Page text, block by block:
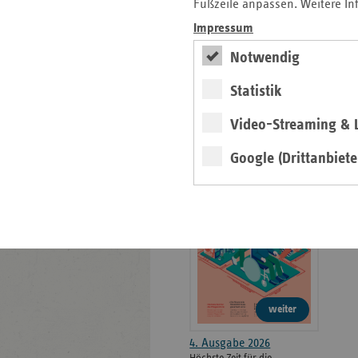
Fußzeile anpassen. Weitere
Impressum
Notwendig
Statistik
Video-Streaming &
Google
Informationen
Der vdek
Karriere
Die GKV
ePaper
weiter
4. Ausgabe 2026